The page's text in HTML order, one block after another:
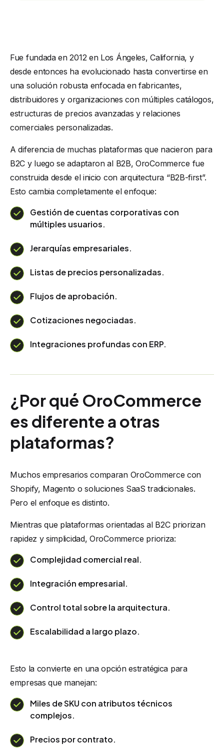
Fue fundada en 2012 en Los Ángeles, California, y
desde entonces ha evolucionado hasta convertirse en
una solución robusta enfocada en fabricantes,
distribuidores y organizaciones con múltiples catálogos,
estructuras de precios avanzadas y relaciones
comerciales personalizadas.
A diferencia de muchas plataformas que nacieron para
B2C y luego se adaptaron al B2B, OroCommerce fue
construida desde el inicio con arquitectura “B2B-first”.
Esto cambia completamente el enfoque:
Gestión de cuentas corporativas con
múltiples usuarios.
Jerarquías empresariales.
Listas de precios personalizadas.
Flujos de aprobación.
Cotizaciones negociadas.
Integraciones profundas con ERP.
¿Por qué OroCommerce
es diferente a otras
plataformas?
Muchos empresarios comparan OroCommerce con
Shopify, Magento o soluciones SaaS tradicionales.
Pero el enfoque es distinto.
Mientras que plataformas orientadas al B2C priorizan
rapidez y simplicidad, OroCommerce prioriza:
Complejidad comercial real.
Integración empresarial.
Control total sobre la arquitectura.
Escalabilidad a largo plazo.
Esto la convierte en una opción estratégica para
empresas que manejan:
Miles de SKU con atributos técnicos
complejos.
Precios por contrato.